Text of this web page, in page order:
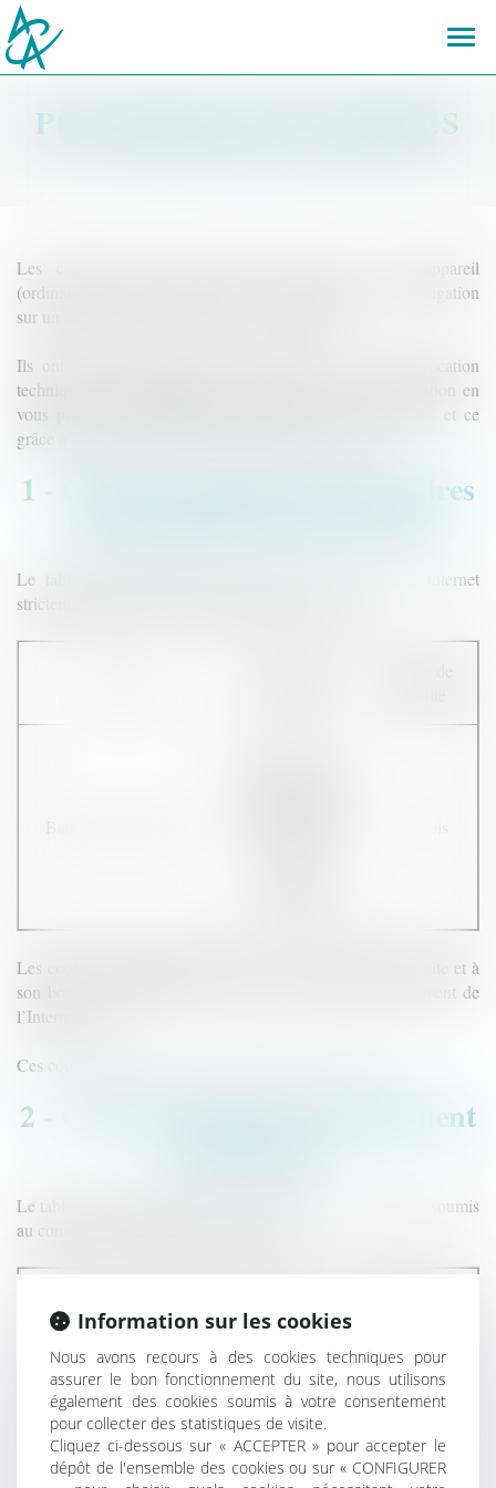
le
POLITIQUE DE COOKIES
Les cookies sont des traceurs installés sur votre appareil
(ordinateur, tablette, smartphone…) à l’occasion de la navigation
sur un site Internet et lus lors de la consultation.
Ils ont différents objectifs, pouvant aller de la simple vocation
technique, à l’amélioration de votre expérience de navigation en
vous proposant des publicités adaptées à vos préférences, et ce
grâce à la collecte de données à caractère personnel.
1 - Cookies strictement nécessaires
Le tableau ci-dessous liste les cookies de notre site Internet
strictement nécessaires à la fourniture d’un service :
Les cookies strictement nécessaires à la navigation sur le site et à
son bon fonctionnement ne sont pas soumis au consentement de
l’Internaute.
Ces cookies expirent au bout d’un maximum de 12 mois.
2 - Cookies soumis à consentement
Le tableau ci-dessous liste les cookies de notre site Internet soumis
au consentement préalable des visiteurs :
Cookies Objectif poursuivi
Google
Analytics
Suivre les
statistiques de
visites du site
internet
Information sur les cookies
Nous avons recours à des cookies techniques pour
assurer le bon fonctionnement du site, nous utilisons
également des cookies soumis à votre consentement
pour collecter des statistiques de visite.
Cliquez ci-dessous sur « ACCEPTER » pour accepter le
dépôt de l'ensemble des cookies ou sur « CONFIGURER